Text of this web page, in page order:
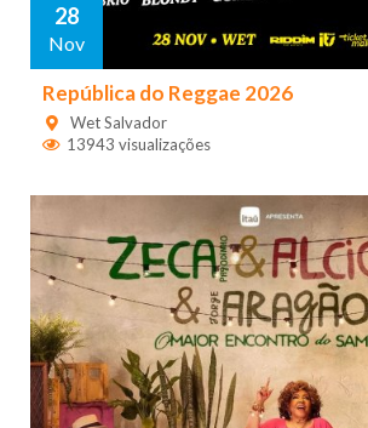
28
Nov
República do Reggae 2026
Wet Salvador
13943 visualizações